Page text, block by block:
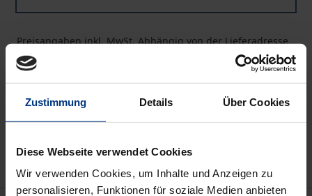
Zustimmung Details Über Cookies
Diese Webseite verwendet Cookies
Wir verwenden Cookies, um Inhalte und Anzeigen zu
personalisieren, Funktionen für soziale Medien anbieten
Preisangaben inkl. MwSt. Abhängig von der Lieferadresse
kann die MwSt. an der Kasse variieren.
Zur Wunschliste hinzufügen